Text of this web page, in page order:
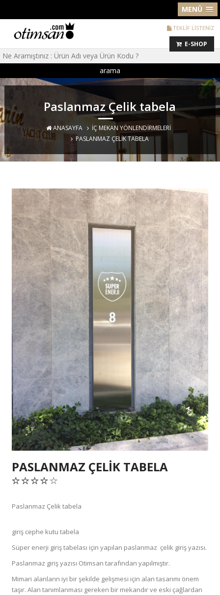
MENÜ
TEKLİF LİSTENİZ
E-SHOP
arama
Paslanmaz Çelik tabela
ANASAYFA
İÇ MEKAN YÖNLENDIRMELERI
PASLANMAZ ÇELIK TABELA
PASLANMAZ ÇELIK TABELA
Paslanmaz Çelik tabela
giriş cephe kutu tabela
Süper enerji giriş tabelası için yapılan paslanmaz çelik giriş yazısı.
Paslanmaz giriş yazısı Otimsan tarafından yapılmıştır.
Mimari alanların iyi bir şekilde gelişmesi için alan tasarımı önem
taşır. Alan tanımlanması gereken bir mekandır ve eski çağlardan